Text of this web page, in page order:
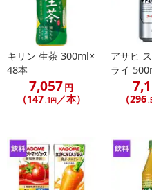
休業日
■その他共通および商品カテゴ
さい）
キリン 生茶 300ml×
48本
7,057円
（147.1円／本）
アサヒ
ライ
（296